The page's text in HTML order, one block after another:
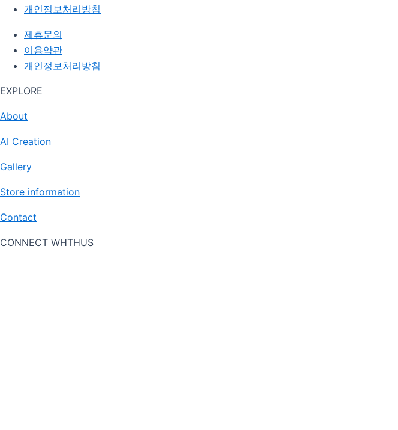
개인정보처리방침
제휴문의
이용약관
개인정보처리방침
EXPLORE
About
AI Creation
Gallery
Store information
Contact
CONNECT WHTHUS